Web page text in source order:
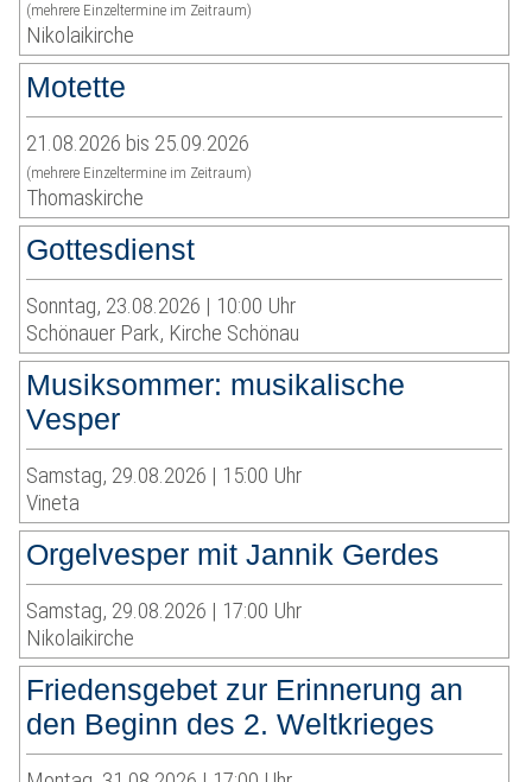
(mehrere Einzeltermine im Zeitraum)
Nikolaikirche
Motette
21.08.2026 bis 25.09.2026
(mehrere Einzeltermine im Zeitraum)
Thomaskirche
Gottesdienst
Sonntag, 23.08.2026 | 10:00 Uhr
Schönauer Park, Kirche Schönau
Musiksommer: musikalische
Vesper
Samstag, 29.08.2026 | 15:00 Uhr
Vineta
Orgelvesper mit Jannik Gerdes
Samstag, 29.08.2026 | 17:00 Uhr
Nikolaikirche
Friedensgebet zur Erinnerung an
den Beginn des 2. Weltkrieges